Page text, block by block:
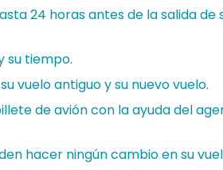
24 horas antes de la salida de
su tiempo.
vuelo antiguo y su nuevo vuelo.
de avión con la ayuda del
hacer ningún cambio en su